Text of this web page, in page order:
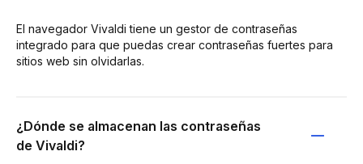
El navegador Vivaldi tiene un gestor de contraseñas
integrado para que puedas crear contraseñas fuertes para
sitios web sin olvidarlas.
¿Dónde se almacenan las contraseñas
de Vivaldi?